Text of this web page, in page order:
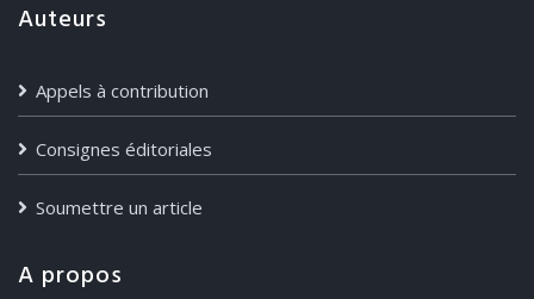
Auteurs
Appels à contribution
Consignes éditoriales
Soumettre un article
A propos